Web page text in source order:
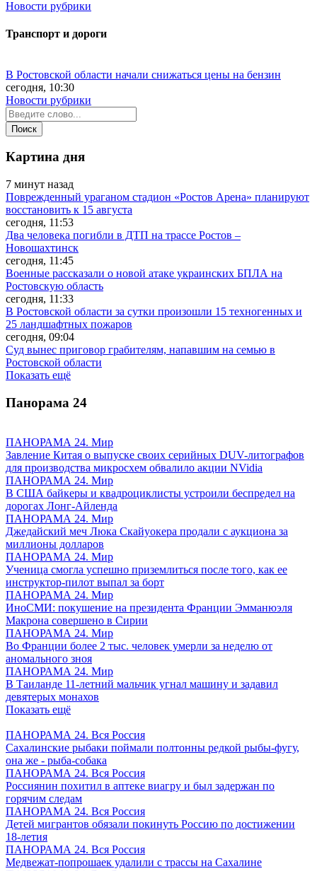
Новости рубрики
Транспорт и дороги
В Ростовской области начали снижаться цены на бензин
сегодня, 10:30
Новости рубрики
Картина дня
7 минут назад
Поврежденный ураганом стадион «Ростов Арена» планируют
восстановить к 15 августа
сегодня, 11:53
Два человека погибли в ДТП на трассе Ростов –
Новошахтинск
сегодня, 11:45
Военные рассказали о новой атаке украинских БПЛА на
Ростовскую область
сегодня, 11:33
В Ростовской области за сутки произошли 15 техногенных и
25 ландшафтных пожаров
сегодня, 09:04
Суд вынес приговор грабителям, напавшим на семью в
Ростовской области
Показать ещё
Панорама 24
ПАНОРАМА 24. Мир
Завление Китая о выпуске своих серийных DUV-литографов
для производства микросхем обвалило акции NVidia
ПАНОРАМА 24. Мир
В США байкеры и квадроциклисты устроили беспредел на
дорогах Лонг-Айленда
ПАНОРАМА 24. Мир
Джедайский меч Люка Скайуокера продали с аукциона за
миллионы долларов
ПАНОРАМА 24. Мир
Ученица смогла успешно приземлиться после того, как ее
инструктор-пилот выпал за борт
ПАНОРАМА 24. Мир
ИноСМИ: покушение на президента Франции Эмманюэля
Макрона совершено в Сирии
ПАНОРАМА 24. Мир
Во Франции более 2 тыс. человек умерли за неделю от
аномального зноя
ПАНОРАМА 24. Мир
В Таиланде 11-летний мальчик угнал машину и задавил
девятерых монахов
Показать ещё
ПАНОРАМА 24. Вся Россия
Сахалинские рыбаки поймали полтонны редкой рыбы-фугу,
она же - рыба-собака
ПАНОРАМА 24. Вся Россия
Россиянин похитил в аптеке виагру и был задержан по
горячим следам
ПАНОРАМА 24. Вся Россия
Детей мигрантов обязали покинуть Россию по достижении
18-летия
ПАНОРАМА 24. Вся Россия
Медвежат-попрошаек удалили с трассы на Сахалине